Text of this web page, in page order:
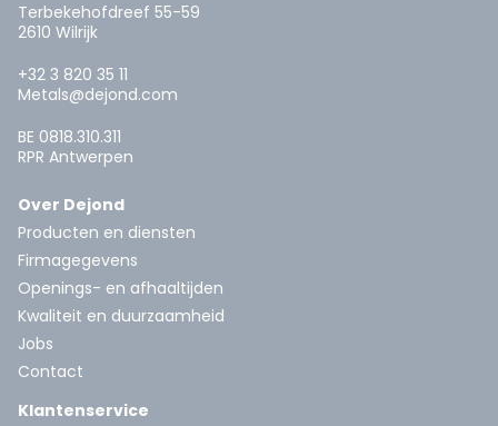
Terbekehofdreef 55-59
2610 Wilrijk
+32 3 820 35 11
Metals@dejond.com
BE 0818.310.311
RPR Antwerpen
Over Dejond
Producten en diensten
Firmagegevens
Openings- en afhaaltijden
Kwaliteit en duurzaamheid
Jobs
Contact
Klantenservice